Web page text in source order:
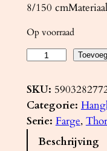
8/150
Op voorraad
n
g
l
SKU:
Categorie:
Serie: Farge,
Beschrijving